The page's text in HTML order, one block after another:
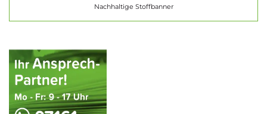
Nachhaltige Stoffbanner